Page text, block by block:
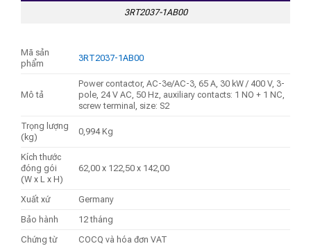
3RT2037-1AB00
Mã sản
phẩm
3RT2037-1AB00
Mô tả
Power contactor, AC-3e/AC-3, 65 A, 30 kW / 400 V, 3-
pole, 24 V AC, 50 Hz, auxiliary contacts: 1 NO + 1 NC,
screw terminal, size: S2
Trọng lượng
(kg)
0,994 Kg
Kích thước
đóng gói
(W x L x H)
62,00 x 122,50 x 142,00
Xuất xứ
Germany
Bảo hành
12 tháng
Chứng từ
COCQ và hóa đơn VAT